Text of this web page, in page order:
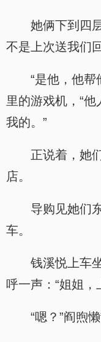
她俩下到四
不是上次送我们
“是他，他帮
里的游戏机，“
我的。”
正说着，她
店。
导购见她们
车。
钱溪悦上车
呼一声：“姐姐
“嗯？”阎煦